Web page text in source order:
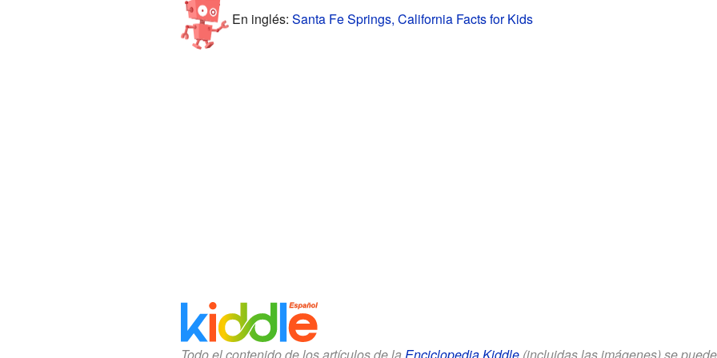
En inglés: Santa Fe Springs, California Facts for Kids
Todo el contenido de los artículos de la Enciclopedia Kiddle(incluidas las imágenes) se